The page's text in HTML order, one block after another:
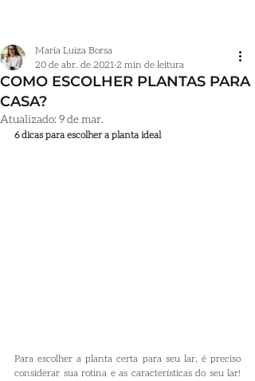
COMO ESCOLHER PLANTAS PARA
CASA?
Maria Luiza Borsa
20 de abr. de 2021 2 min de leitura
Atualizado: 9 de mar.
6 dicas para escolher a planta ideal
Para escolher a planta certa para seu lar, é preciso
considerar sua rotina e as características do seu lar!